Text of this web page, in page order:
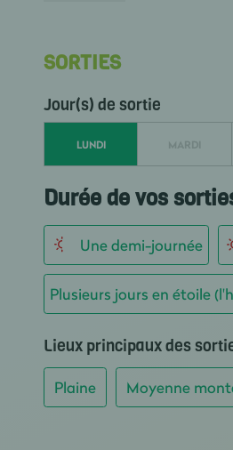
SORTIES
Jour(s) de sortie
LUNDI MARDI
Durée de vos
Une demi-journée
Plusieurs jours en étoile
Lieux principaux des
Plaine Moyenne